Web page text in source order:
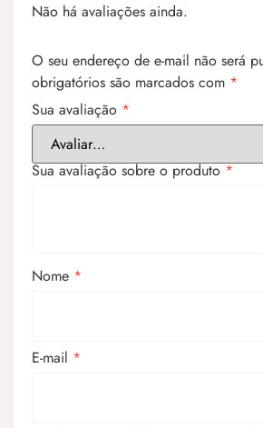
Não há avaliações ainda.
O seu endereço de e-mail não será
obrigatórios são marcados com *
Sua avaliação *
Sua avaliação sobre o produto*
Nome *
E-mail *